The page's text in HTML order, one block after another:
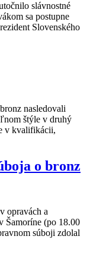
slávnostné
sa postupne
Slovenského
nasledovali
štýle v druhý
v kvalifikácii,
o bronz
opravách a
Šamoríne (po 18.00
súboji zdolal